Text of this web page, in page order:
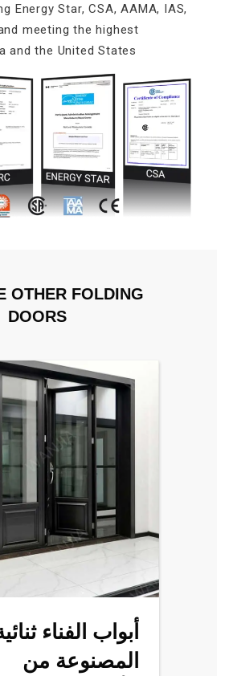
Energy Star, CSA, AAMA, IAS,
and meeting the highest
and the United States.
OTHER FOLDING
DOORS
أبواب الفناء
المصنوعة من